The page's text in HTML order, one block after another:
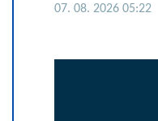
07. 08. 2026 05:22